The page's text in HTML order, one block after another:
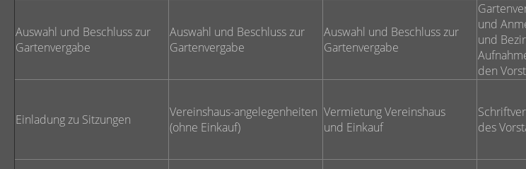
Auswahl und Beschluss zur
Gartenvergabe
Auswahl und Beschluss zur
Gartenvergabe
Auswahl und Beschluss zur
Gartenvergabe
und
und
den
Einladung zu Sitzungen
Vereinshaus-angelegenheiten
(ohne Einkauf)
Vermietung Vereinshaus
und Einkauf
des